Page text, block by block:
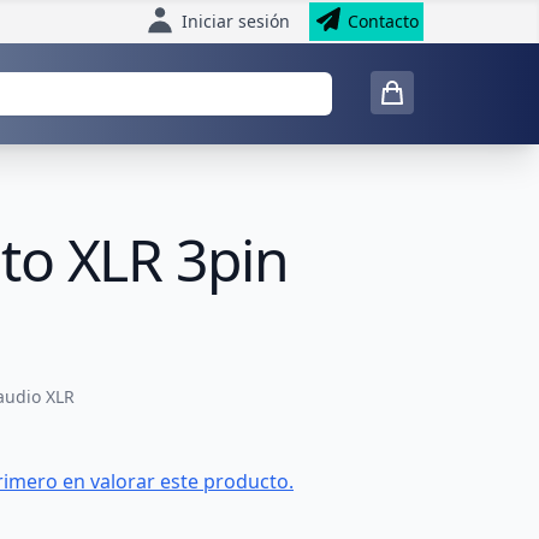
Iniciar sesión Contacto
XLR 3pin
XLR
en valorar este producto.